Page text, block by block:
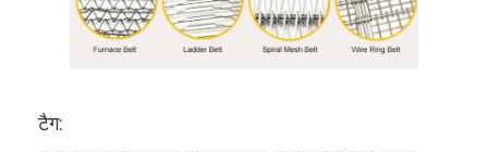
टैग: